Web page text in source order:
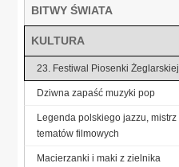
BITWY ŚWIATA
KULTURA
23. Festiwal Piosenki Żeglarskiej
Dziwna zapaść muzyki pop
Legenda polskiego jazzu, mistrz
tematów filmowych
Macierzanki i maki z zielnika